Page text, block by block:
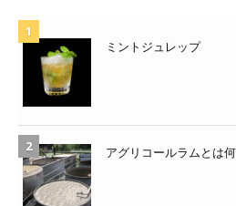
ミントジュレップ
アグリコールラムとは